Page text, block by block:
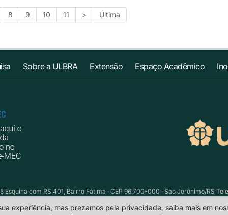
8 9 10 11 > Última
Sobre a ULBRA Extensão Espaço Acadêmico
com RS 401, Bairro Fátima · CEP 96.700-000 · São Jerônimo/RS
experiência, mas prezamos pela privacidade, saiba mais em